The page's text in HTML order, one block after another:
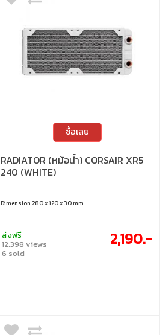
ซื้อเลย
RADIATOR (หม้อน้ำ) CORSAIR XR5
240 (WHITE)
Dimension 280 x 120 x 30 mm
ส่งฟรี
12,398 views
6 sold
2,190.-